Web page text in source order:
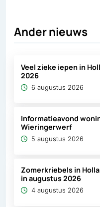
Ander nieuws
Veel zieke iepen in
2026
6 augustus 2026
Informatieavond
Wieringerwerf
5 augustus 2026
Zomerkriebels in
in augustus 2026
4 augustus 2026